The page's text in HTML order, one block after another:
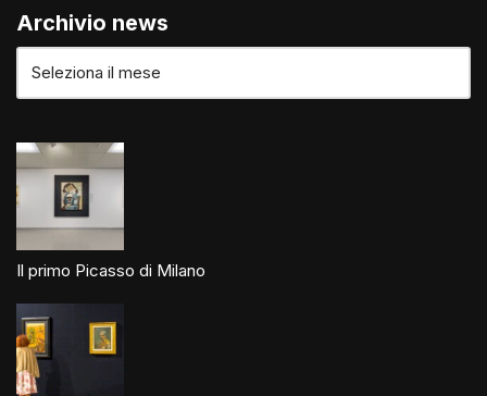
Archivio news
Il primo Picasso di Milano